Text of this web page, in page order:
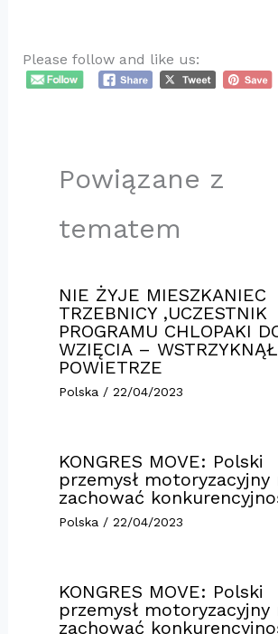
Please follow and like us:
Powiązane z
tematem
NIE ŻYJE MIESZKANIEC
TRZEBNICY ,UCZESTNIK
PROGRAMU CHLOPAKI
WZIĘCIA – WSTRZYKNĄŁ
POWIETRZE
Polska/ 22/04/2023
KONGRES MOVE: Polski
przemysł motoryzacyjny
zachować
Polska/ 22/04/2023
KONGRES MOVE: Polski
przemysł motoryzacyjny
zachować